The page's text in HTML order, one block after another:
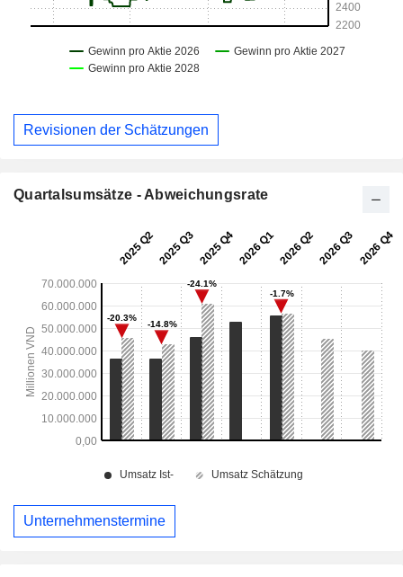
Revisionen der Schätzungen
Quartalsumsätze - Abweichungsrate
Unternehmenstermine